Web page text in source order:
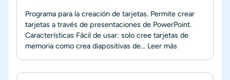
Programa para la creación de tarjetas. Permite crear
tarjetas a través de presentaciones de PowerPoint.
Características Fácil de usar: solo cree tarjetas de
memoria como crea diapositivas de... Leer más